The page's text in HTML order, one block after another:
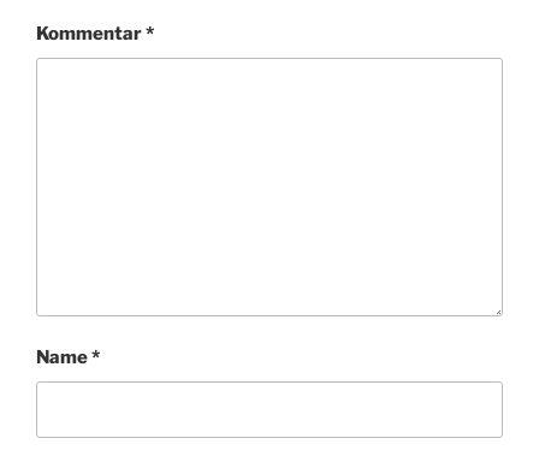
Kommentar*
Name*